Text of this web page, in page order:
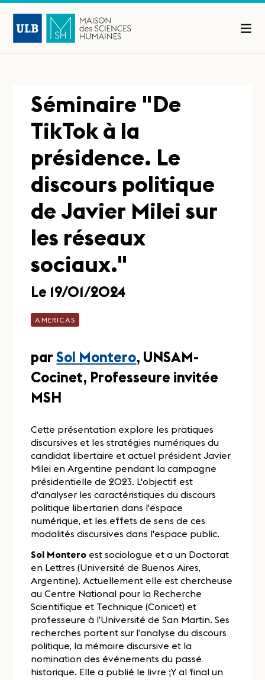
Séminaire "De
TikTok à la
présidence. Le
discours politique
de Javier Milei sur
les réseaux
sociaux."
Le 19/01/2024
AMERICAS
parSol Montero, UNSAM-
Cocinet, Professeure invitée
MSH
Cette présentation explore les pratiques
discursives et les stratégies numériques du
candidat libertaire et actuel président Javier
Milei en Argentine pendant la campagne
présidentielle de 2023. L'objectif est
d'analyser les caractéristiques du discours
politique libertarien dans l'espace
numérique, et les effets de sens de ces
modalités discursives dans l'espace public.
Sol Montero est sociologue et a un Doctorat
en Lettres (Université de Buenos Aires,
Argentine). Actuellement elle est chercheuse
au Centre National pour la Recherche
Scientifique et Technique (Conicet) et
professeure à l’Université de San Martin. Ses
recherches portent sur l’analyse du discours
politique, la mémoire discursive et la
nomination des événements du passé
historique. Elle a publié le livre ¡Y al final un